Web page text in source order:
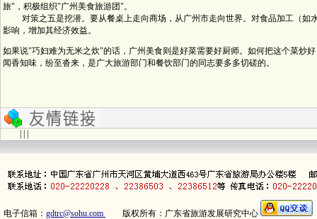
旅"，积极组织"广州美食旅游团"。
对策之五是挖潜。要从餐桌上走向商场，从广州市走向世界。对食品加工（如
影响，增加其经济效益。
如果说"巧妇难为无米之炊"的话，广州美食则是好菜需要好厨师。如何把这个菜炒
闻香知味，纷至沓来，是广大旅游部门和餐饮部门的同志要多多切磋的。
电子信箱： gdtrc@sohu.com 版权所有：广东省旅游发展研究中心